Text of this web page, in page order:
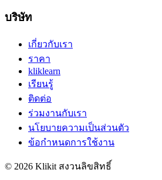
บริษัท
เกี่ยวกับเรา
ราคา
kliklearn
เรียนรู้
ติดต่อ
ร่วมงานกับเรา
นโยบายความเป็นส่วนตัว
ข้อกำหนดการใช้งาน
© 2026 Klikit สงวนลิขสิทธิ์